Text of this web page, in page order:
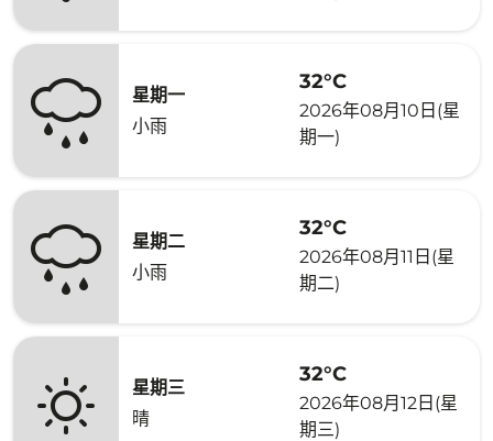
星期一
小雨
32°C
2026年08月10日(星
期一)
星期二
小雨
32°C
2026年08月11日(星
期二)
星期三
晴
32°C
2026年08月12日(星
期三)